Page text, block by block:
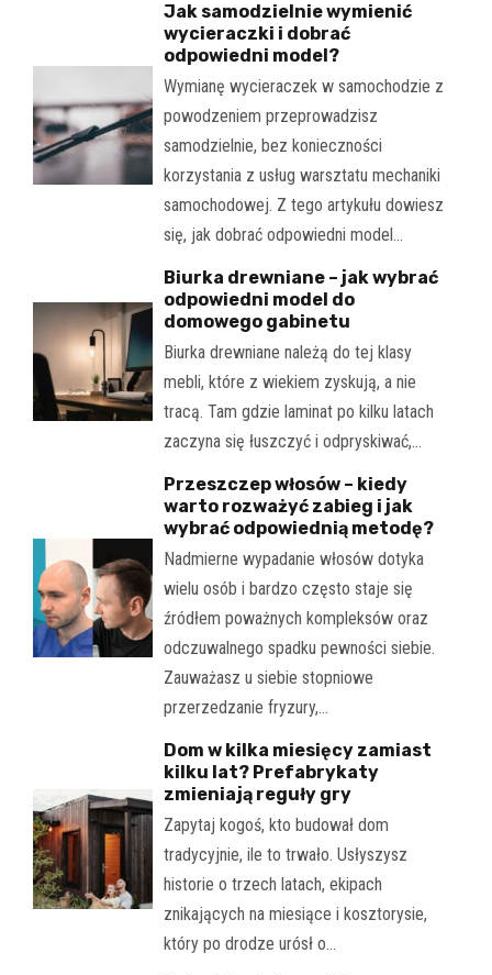
Jak samodzielnie wymienić
wycieraczki i dobrać
odpowiedni model?
Wymianę wycieraczek w samochodzie z
powodzeniem przeprowadzisz
samodzielnie, bez konieczności
korzystania z usług warsztatu mechaniki
samochodowej. Z tego artykułu dowiesz
się, jak dobrać odpowiedni model…
Biurka drewniane – jak wybrać
odpowiedni model do
domowego gabinetu
Biurka drewniane należą do tej klasy
mebli, które z wiekiem zyskują, a nie
tracą. Tam gdzie laminat po kilku latach
zaczyna się łuszczyć i odpryskiwać,…
Przeszczep włosów – kiedy
warto rozważyć zabieg i jak
wybrać odpowiednią metodę?
Nadmierne wypadanie włosów dotyka
wielu osób i bardzo często staje się
źródłem poważnych kompleksów oraz
odczuwalnego spadku pewności siebie.
Zauważasz u siebie stopniowe
przerzedzanie fryzury,…
Dom w kilka miesięcy zamiast
kilku lat? Prefabrykaty
zmieniają reguły gry
Zapytaj kogoś, kto budował dom
tradycyjnie, ile to trwało. Usłyszysz
historie o trzech latach, ekipach
znikających na miesiące i kosztorysie,
który po drodze urósł o…